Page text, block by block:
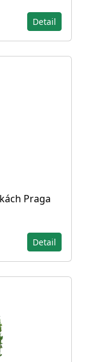
Detail
Praga
Detail